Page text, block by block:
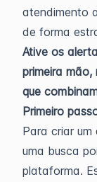
atendimento
de forma
Ative os
primeira
que
Primeiro
Para criar um
uma busca
plataforma.